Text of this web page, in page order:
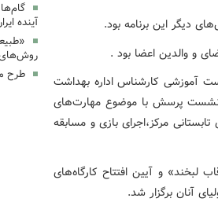
دیگر این برنامه بود.
و والدین اعضا بود .
آموزشی کارشناس اداره بهداشت
نشست پرسش با موضوع مهارت‌های
مرکز،اجرای بازی و مسابقه
و آیین افتتاح کارگاه‌های
آینده
روش‌های
طرح